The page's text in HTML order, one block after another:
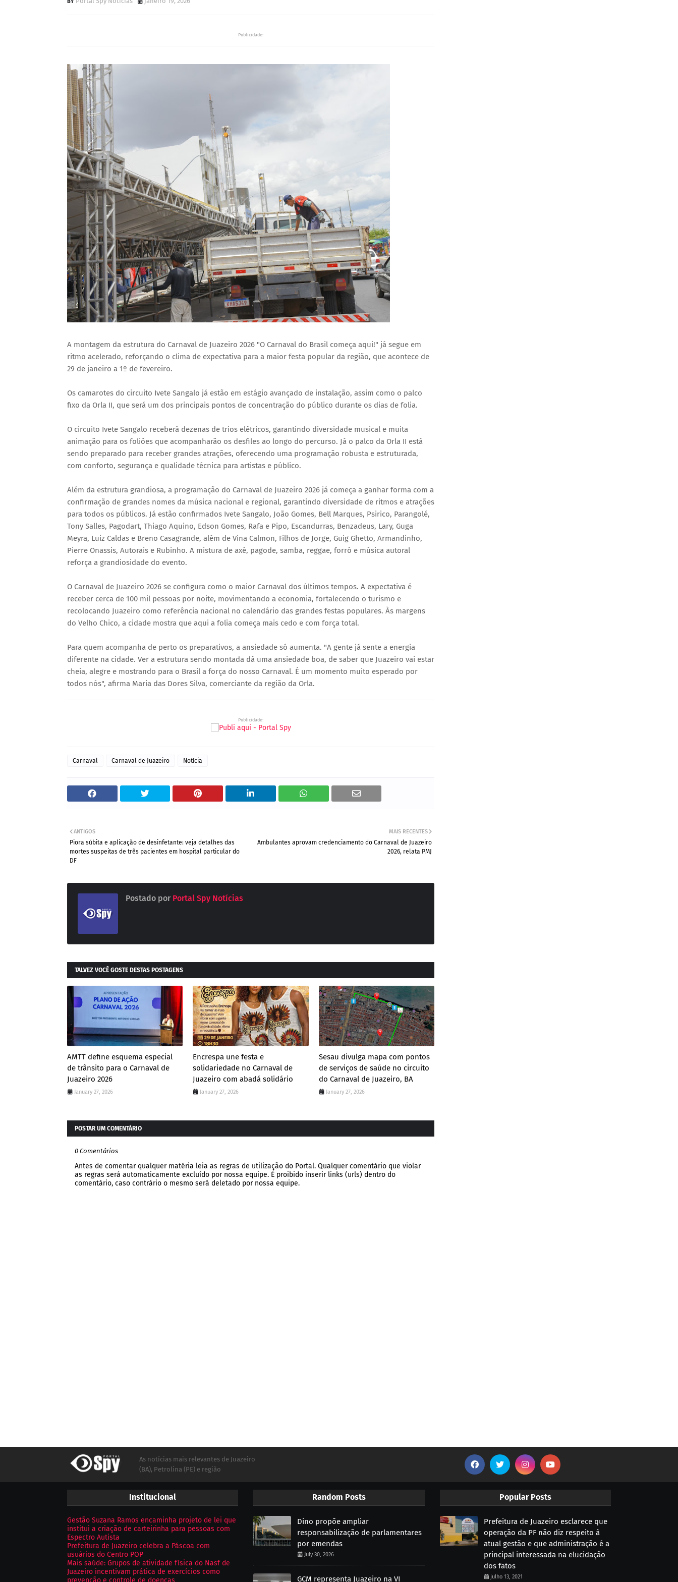
Publicidade:
A montagem da estrutura do Carnaval de Juazeiro 2026 "O Carnaval do Brasil começa aqui!" já segue em
ritmo acelerado, reforçando o clima de expectativa para a maior festa popular da região, que acontece de
29 de janeiro a 1º de fevereiro.
Os camarotes do circuito Ivete Sangalo já estão em estágio avançado de instalação, assim como o palco
fixo da Orla II, que será um dos principais pontos de concentração do público durante os dias de folia.
O circuito Ivete Sangalo receberá dezenas de trios elétricos, garantindo diversidade musical e muita
animação para os foliões que acompanharão os desfiles ao longo do percurso. Já o palco da Orla II está
sendo preparado para receber grandes atrações, oferecendo uma programação robusta e estruturada,
com conforto, segurança e qualidade técnica para artistas e público.
Além da estrutura grandiosa, a programação do Carnaval de Juazeiro 2026 já começa a ganhar forma com a
confirmação de grandes nomes da música nacional e regional, garantindo diversidade de ritmos e atrações
para todos os públicos. Já estão confirmados Ivete Sangalo, João Gomes, Bell Marques, Psirico, Parangolé,
Tony Salles, Pagodart, Thiago Aquino, Edson Gomes, Rafa e Pipo, Escandurras, Benzadeus, Lary, Guga
Meyra, Luiz Caldas e Breno Casagrande, além de Vina Calmon, Filhos de Jorge, Guig Ghetto, Armandinho,
Pierre Onassis, Autorais e Rubinho. A mistura de axé, pagode, samba, reggae, forró e música autoral
reforça a grandiosidade do evento.
O Carnaval de Juazeiro 2026 se configura como o maior Carnaval dos últimos tempos. A expectativa é
receber cerca de 100 mil pessoas por noite, movimentando a economia, fortalecendo o turismo e
recolocando Juazeiro como referência nacional no calendário das grandes festas populares. Às margens
do Velho Chico, a cidade mostra que aqui a folia começa mais cedo e com força total.
Para quem acompanha de perto os preparativos, a ansiedade só aumenta. "A gente já sente a energia
diferente na cidade. Ver a estrutura sendo montada dá uma ansiedade boa, de saber que Juazeiro vai estar
cheia, alegre e mostrando para o Brasil a força do nosso Carnaval. É um momento muito esperado por
todos nós", afirma Maria das Dores Silva, comerciante da região da Orla.
Publicidade:
Carnaval Carnaval de Juazeiro Notícia
MAIS RECENTES
Ambulantes aprovam credenciamento do Carnaval de Juazeiro
2026, relata PMJ
ANTIGOS
Piora súbita e aplicação de desinfetante: veja detalhes das
mortes suspeitas de três pacientes em hospital particular do
DF
Postado por Portal Spy Notícias
TALVEZ VOCÊ GOSTE DESTAS POSTAGENS
AMTT define esquema especial
de trânsito para o Carnaval de
Juazeiro 2026
January 27, 2026
Encrespa une festa e
solidariedade no Carnaval de
Juazeiro com abadá solidário
January 27, 2026
Sesau divulga mapa com pontos
de serviços de saúde no circuito
do Carnaval de Juazeiro, BA
January 27, 2026
POSTAR UM COMENTÁRIO
0 Comentários
Antes de comentar qualquer matéria leia as regras de utilização do Portal. Qualquer comentário que violar
as regras será automaticamente excluído por nossa equipe. É proibido inserir links (urls) dentro do
comentário, caso contrário o mesmo será deletado por nossa equipe.
As notícias mais relevantes de Juazeiro
(BA), Petrolina (PE) e região
Institucional
Gestão Suzana Ramos encaminha projeto de lei que
institui a criação de carteirinha para pessoas com
Espectro Autista
Prefeitura de Juazeiro celebra a Páscoa com
usuários do Centro POP
Mais saúde: Grupos de atividade física do Nasf de
Juazeiro incentivam prática de exercícios como
prevenção e controle de doenças
Random Posts
Dino propõe ampliar
responsabilização de parlamentares
por emendas
July 30, 2026
GCM representa Juazeiro na VI
Popular Posts
Prefeitura de Juazeiro esclarece que
operação da PF não diz respeito à
atual gestão e que administração é a
principal interessada na elucidação
dos fatos
julho 13, 2021